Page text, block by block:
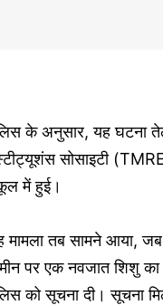
के अनुसार, यह घटना
सोसाइटी
में हुई।
मामला तब सामने आया,
पर एक नवजात शिशु
को सूचना दी। सूचना